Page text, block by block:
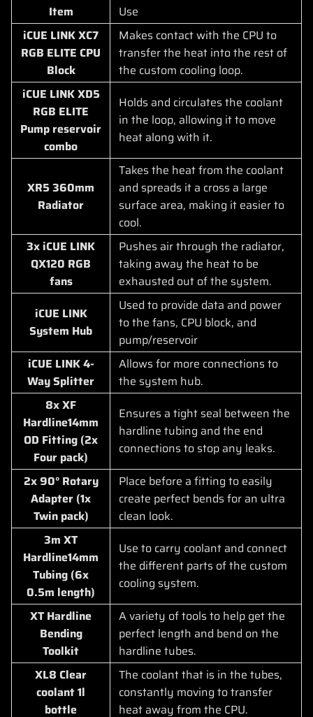
Item
Use
iCUE LINK XC7
RGB ELITE CPU
Block
Makes contact with the CPU to
transfer the heat into the rest of
the custom cooling loop.
iCUE LINK XD5
RGB ELITE
Pump reservoir
combo
Holds and circulates the coolant
in the loop, allowing it to move
heat along with it.
XR5 360mm
Radiator
Takes the heat from the coolant
and spreads it a cross a large
surface area, making it easier to
cool.
3x iCUE LINK
QX120 RGB
fans
Pushes air through the radiator,
taking away the heat to be
exhausted out of the system.
iCUE LINK
System Hub
Used to provide data and power
to the fans, CPU block, and
pump/reservoir
iCUE LINK 4-
Way Splitter
Allows for more connections to
the system hub.
8x XF
Hardline14mm
OD Fitting (2x
Four pack)
Ensures a tight seal between the
hardline tubing and the end
connections to stop any leaks.
2x 90° Rotary
Adapter (1x
Twin pack)
Place before a fitting to easily
create perfect bends for an ultra
clean look.
3m XT
Hardline14mm
Tubing (6x
0.5m length)
Use to carry coolant and connect
the different parts of the custom
cooling system.
XT Hardline
Bending
Toolkit
A variety of tools to help get the
perfect length and bend on the
hardline tubes.
XL8 Clear
coolant 1l
bottle
The coolant that is in the tubes,
constantly moving to transfer
heat away from the CPU.